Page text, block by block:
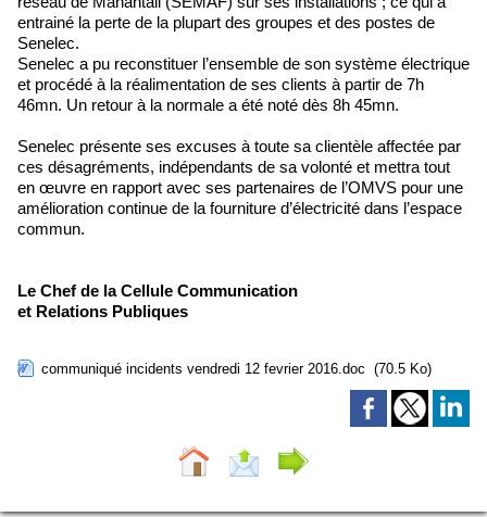
entrainé la perte de la plupart des groupes et des postes de
Senelec.
Senelec a pu reconstituer l’ensemble de son système électrique
et procédé à la réalimentation de ses clients à partir de 7h
46mn. Un retour à la normale a été noté dès 8h 45mn.
Senelec présente ses excuses à toute sa clientèle affectée par
ces désagréments, indépendants de sa volonté et mettra tout
en œuvre en rapport avec ses partenaires de l’OMVS pour une
amélioration continue de la fourniture d’électricité dans l’espace
commun.
Le Chef de la Cellule Communication
et Relations Publiques
communiqué incidents vendredi 12 fevrier 2016.doc (70.5 Ko)